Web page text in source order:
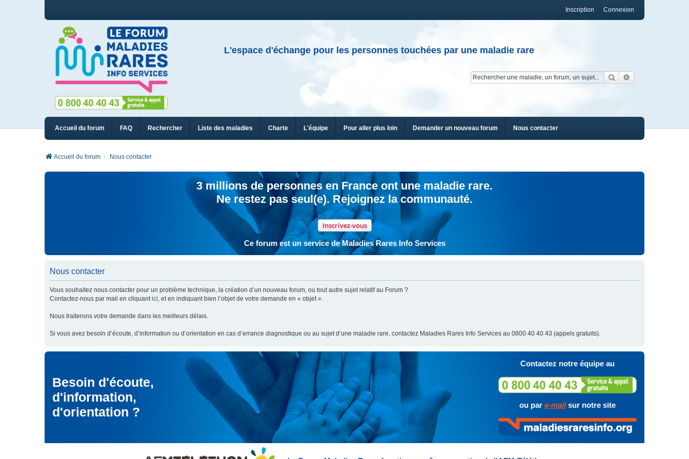
Connexion
Inscription
L'espace d'échange pour les personnes touchées par une maladie rare
Rechercher
Accueil du forum FAQ Rechercher Liste des maladies Charte L'équipe Pour aller plus loin Demander un nouveau forum Nous contacter
Accueil du forum Nous contacter
3 millions de personnes en France ont une maladie rare.
Ne restez pas seul(e). Rejoignez la communauté.
Inscrivez-vous
Ce forum est un service de Maladies Rares Info Services
Nous contacter
Vous souhaitez nous contacter pour un problème technique, la création d’un nouveau forum, ou tout autre sujet relatif au Forum ?
Contactez-nous par mail en cliquantici, et en indiquant bien l’objet de votre demande en « objet ».
Nous traiterons votre demande dans les meilleurs délais.
Si vous avez besoin d’écoute, d’information ou d’orientation en cas d’errance diagnostique ou au sujet d’une maladie rare, contactez Maladies Rares Info Services au 0800 40 40 43 (appels gratuits).
Besoin d'écoute,
d'information,
d'orientation ?
Contactez notre équipe au
ou par e-mailsur notre site